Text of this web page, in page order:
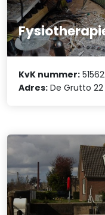
KvK nummer:
Adres: De Grutto 22